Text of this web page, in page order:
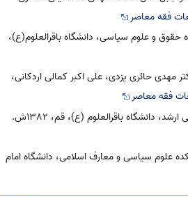
فقه معاصر
و علوم سیاسی، دانشگاه باقرالعلوم(ع)،
حائری یزدی، علی اکبر کمالی اردکانی،
فقه معاصر
باقرالعلوم (ع)، قم، ۱۳۸۲ش.
علوم سیاسی و معارف اسلامی، دانشگاه امام